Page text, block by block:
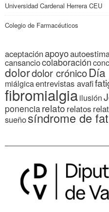
Universidad Cardenal Herrera CEU
Colegio de Farmacéuticos
aceptaciónapoyo
cansanciocolaboración
dolordolor crónico
miálgicaentrevistas avafi
fibromialgiailusión
ponenciarelatorelatos
sueñosíndrome de